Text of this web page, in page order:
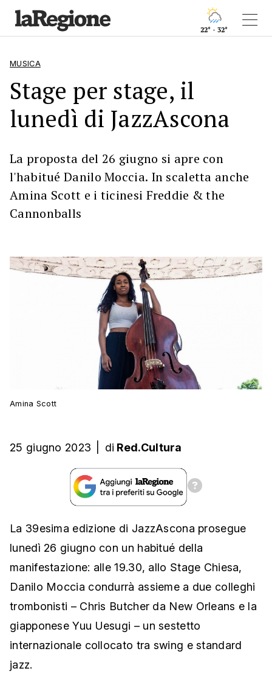
22° - 32°
MUSICA
Stage per stage, il
lunedì di JazzAscona
La proposta del 26 giugno si apre con
l'habitué Danilo Moccia. In scaletta anche
Amina Scott e i ticinesi Freddie & the
Cannonballs
Amina Scott
25 giugno 2023 di Red.Cultura
La 39esima edizione di JazzAscona prosegue
lunedì 26 giugno con un habitué della
manifestazione: alle 19.30, allo Stage Chiesa,
Danilo Moccia condurrà assieme a due colleghi
trombonisti – Chris Butcher da New Orleans e la
giapponese Yuu Uesugi – un sestetto
internazionale collocato tra swing e standard
jazz.